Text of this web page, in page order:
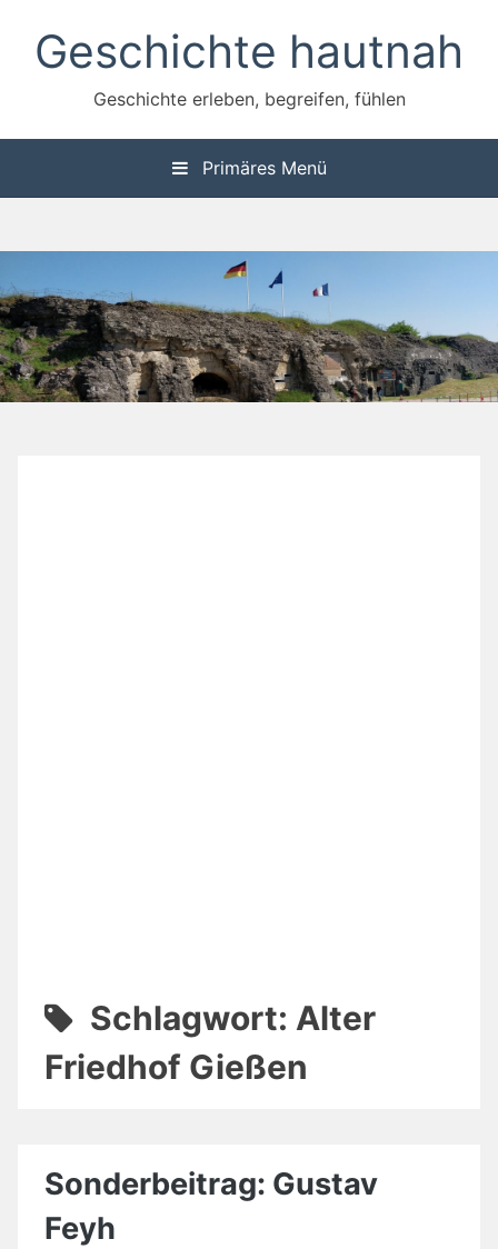
Inhalt
springenGeschichte hautnah
Geschichte erleben, begreifen, fühlen
Primäres Menü
Schlagwort: Alter
Friedhof Gießen
Sonderbeitrag: Gustav
Feyh